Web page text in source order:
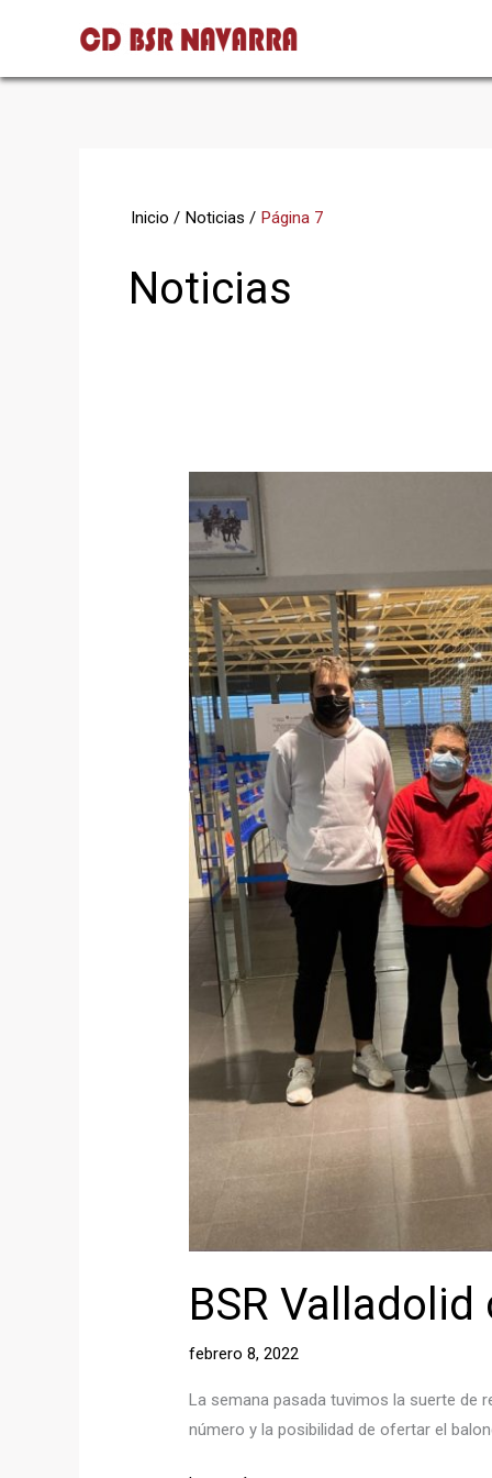
contenido
Inicio Noticias Página 7
Noticias
BSR
febrero 8, 2022
La semana pasada tuvimos la suerte de
número y la posibilidad de ofertar el